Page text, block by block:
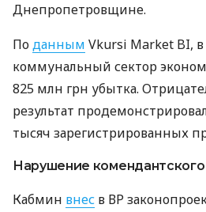
Днепропетровщине.
Поданным Vkursi Market BI, в
коммунальный сектор
825 млн грн убытка.
результат
тысяч зарегистрированных
Нарушение комендантского
Кабмин внес в ВР